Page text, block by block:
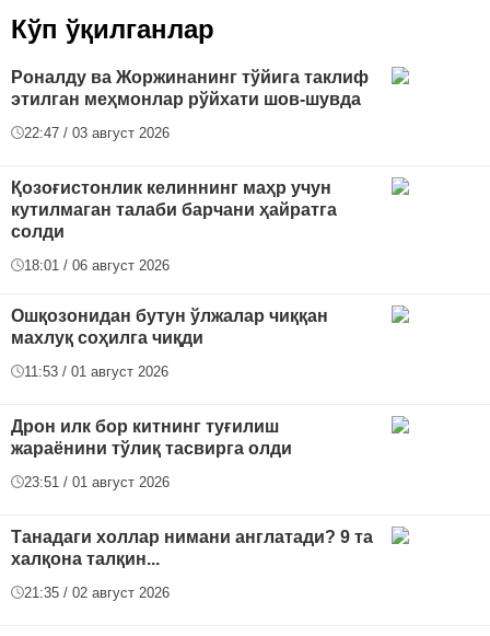
Кўп ўқилганлар
Роналду ва Жоржинанинг тўйига таклиф
этилган меҳмонлар рўйхати шов-шувда
22:47 / 03 август 2026
Қозоғистонлик келиннинг маҳр учун
кутилмаган талаби барчани ҳайратга
солди
18:01 / 06 август 2026
Ошқозонидан бутун ўлжалар чиққан
махлуқ соҳилга чиқди
11:53 / 01 август 2026
Дрон илк бор китнинг туғилиш
жараёнини тўлиқ тасвирга олди
23:51 / 01 август 2026
Танадаги холлар нимани англатади? 9 та
халқона талқин...
21:35 / 02 август 2026